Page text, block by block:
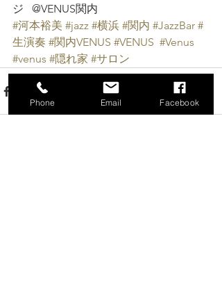
ジ   @VENUS関内
#河本裕美 #jazz #横浜 #関内 #JazzBar #
生演奏 #関内VENUS #VENUS #Venus
#venus #隠れ家 #サロン
Phone Email Facebook